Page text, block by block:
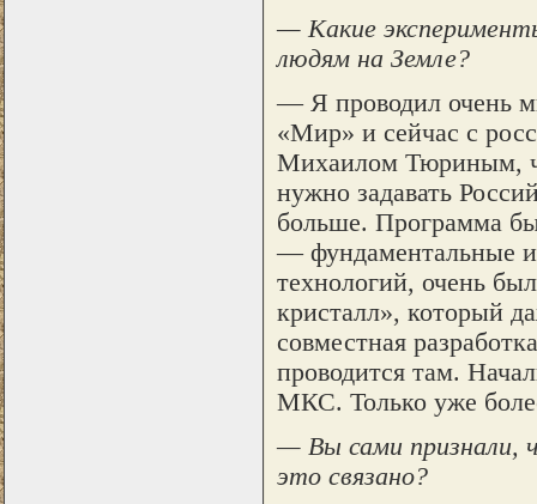
— Какие
людям на Земле?
— Я проводил очень
«Мир» и сейчас с
Михаилом Тюриным,
нужно задавать
больше. Программа
— фундаментальные
технологий, очень
кристалл», который
совместная
проводится там.
МКС. Только уже
— Вы сами признали,
это связано?